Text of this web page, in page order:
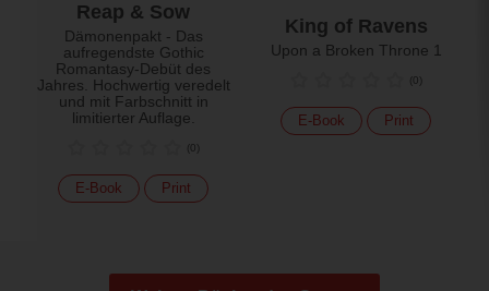
Reap & Sow
Dämonenpakt - Das
aufregendste Gothic
Romantasy-Debüt des
Jahres. Hochwertig veredelt
und mit Farbschnitt in
limitierter Auflage.
(0
E-Book Print
King of Ravens
Upon a Broken Throne 1
(0
E-Book Print